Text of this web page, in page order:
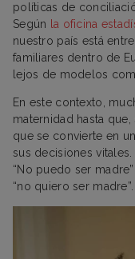
políticas de
Según la oficina
nuestro país está
familiares dentro de
lejos de modelos
En este contexto,
maternidad hasta
que se convierte en
sus decisiones vitales.
“No puedo ser
“no quiero ser